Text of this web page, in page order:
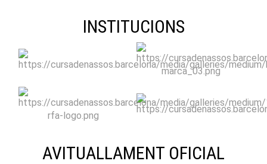
INSTITUCIONS
AVITUALLAMENT OFICIAL